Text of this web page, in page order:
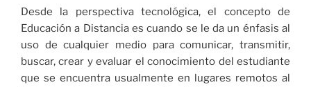
Desde la perspectiva tecnológica, el concepto de
Educación a Distancia es cuando se le da un énfasis al
uso de cualquier medio para comunicar, transmitir,
buscar, crear y evaluar el conocimiento del estudiante
que se encuentra usualmente en lugares remotos al